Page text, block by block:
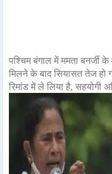
पश्चिम बंगाल में ममता बनर्जी
मिलने के बाद सियासत तेज हो
रिमांड में ले लिया है, सहयोगी